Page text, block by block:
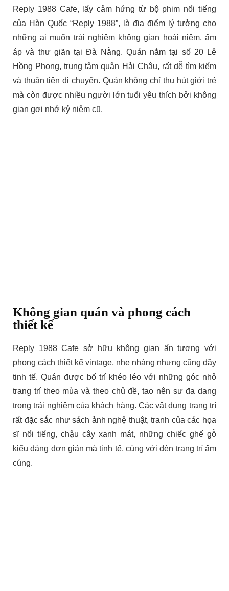
Reply 1988 Cafe, lấy cảm hứng từ bộ phim nổi tiếng
của Hàn Quốc “Reply 1988”, là địa điểm lý tưởng cho
những ai muốn trải nghiệm không gian hoài niệm, ấm
áp và thư giãn tại Đà Nẵng. Quán nằm tại số 20 Lê
Hồng Phong, trung tâm quận Hải Châu, rất dễ tìm kiếm
và thuận tiện di chuyển. Quán không chỉ thu hút giới trẻ
mà còn được nhiều người lớn tuổi yêu thích bởi không
gian gợi nhớ kỷ niệm cũ.
Không gian quán và phong cách
thiết kế
Reply 1988 Cafe sở hữu không gian ấn tượng với
phong cách thiết kế vintage, nhẹ nhàng nhưng cũng đầy
tinh tế. Quán được bố trí khéo léo với những góc nhỏ
trang trí theo mùa và theo chủ đề, tạo nên sự đa dạng
trong trải nghiệm của khách hàng. Các vật dụng trang trí
rất đặc sắc như sách ảnh nghệ thuật, tranh của các họa
sĩ nổi tiếng, chậu cây xanh mát, những chiếc ghế gỗ
kiểu dáng đơn giản mà tinh tế, cùng với đèn trang trí ấm
cúng.